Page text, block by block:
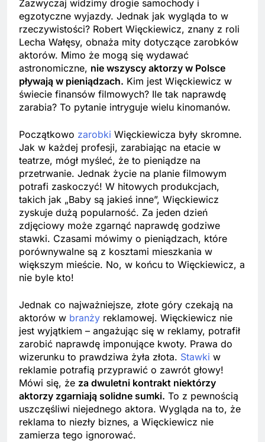
Zazwyczaj widzimy drogie samochody i
egzotyczne wyjazdy. Jednak jak wygląda to w
rzeczywistości? Robert Więckiewicz, znany z roli
Lecha Wałęsy, obnaża mity dotyczące zarobków
aktorów. Mimo że mogą się wydawać
astronomiczne, nie wszyscy aktorzy w Polsce
pływają w pieniądzach. Kim jest Więckiewicz w
świecie finansów filmowych? Ile tak naprawdę
zarabia? To pytanie intryguje wielu kinomanów.
Początkowo zarobki Więckiewicza były skromne.
Jak w każdej profesji, zarabiając na etacie w
teatrze, mógł myśleć, że to pieniądze na
przetrwanie. Jednak życie na planie filmowym
potrafi zaskoczyć! W hitowych produkcjach,
takich jak „Baby są jakieś inne”, Więckiewicz
zyskuje dużą popularność. Za jeden dzień
zdjęciowy może zgarnąć naprawdę godziwe
stawki. Czasami mówimy o pieniądzach, które
porównywalne są z kosztami mieszkania w
większym mieście. No, w końcu to Więckiewicz, a
nie byle kto!
Jednak co najważniejsze, złote góry czekają na
aktorów w branży reklamowej. Więckiewicz nie
jest wyjątkiem – angażując się w reklamy, potrafił
zarobić naprawdę imponujące kwoty. Prawa do
wizerunku to prawdziwa żyła złota. Stawki w
reklamie potrafią przyprawić o zawrót głowy!
Mówi się, że za dwuletni kontrakt niektórzy
aktorzy zgarniają solidne sumki. To z pewnością
uszczęśliwi niejednego aktora. Wygląda na to, że
reklama to niezły biznes, a Więckiewicz nie
zamierza tego ignorować.